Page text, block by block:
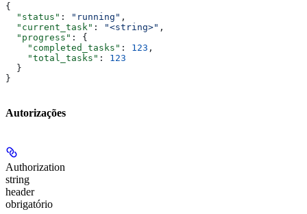
{
  "status"
: "running" ,
  "current_task"
: "<string>" ,
  "progress"
: {
    "completed_tasks"
: 123 ,
    "total_tasks"
: 123
  }
}
Autorizações
Authorization
string
header
obrigatório